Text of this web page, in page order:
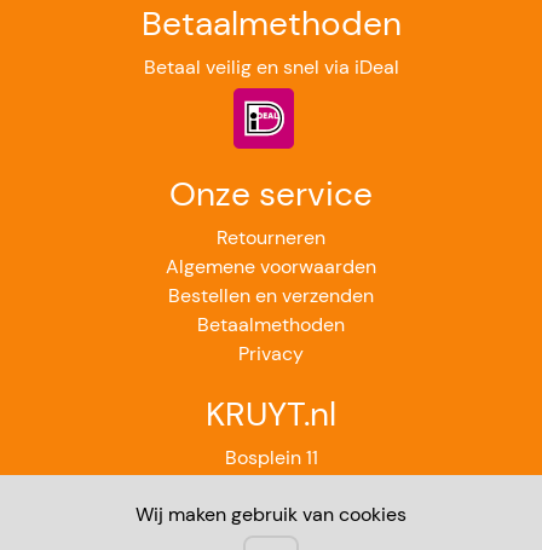
Wij maken gebruik van cookies
Betaalmethoden
Betaal veilig en snel via iDeal
Onze service
Retourneren
Algemene voorwaarden
Bestellen en verzenden
Betaalmethoden
Privacy
KRUYT.nl
Bosplein 11
071-4012851